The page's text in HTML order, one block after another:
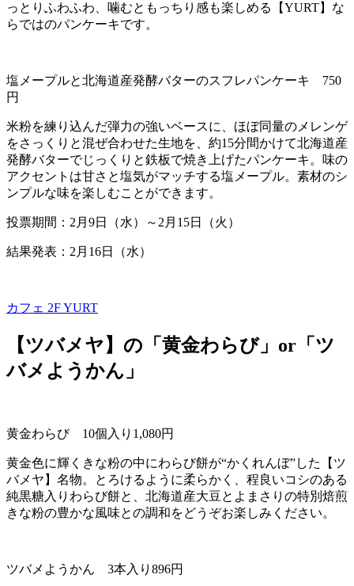
っとりふわふわ、噛むともっちり感も楽しめる【YURT】な
らではのパンケーキです。
塩メープルと北海道産発酵バターのスフレパンケーキ 750
円
米粉を練り込んだ弾力の強いベースに、ほぼ同量のメレンゲ
をさっくりと混ぜ合わせた生地を、約15分間かけて北海道産
発酵バターでじっくりと鉄板で焼き上げたパンケーキ。味の
アクセントは甘さと塩気がマッチする塩メープル。素材のシ
ンプルな味を楽しむことができます。
投票期間： 2月 9日（水）～2月 15日（火）
結果発表：2月16日（水）
カフェ 2FYURT
【ツバメヤ】の「黄金わらび」or「ツ
バメようかん」
黄金わらび 10個入り 1,080円
黄金色に輝くきな粉の中にわらび餅が“かくれんぼ”した【ツ
バメヤ】名物。とろけるように柔らかく、程良いコシのある
純黒糖入りわらび餅と、北海道産大豆とよまさりの特別焙煎
きな粉の豊かな風味との調和をどうぞお楽しみください。
ツバメようかん 3本入り 896円